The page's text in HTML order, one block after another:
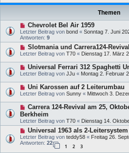
Themen
Chevrolet Bel Air 1959
Letzter Beitrag von bond « Sonntag 7. Juni
Antworten: 9
Slotmania und Carrera124-
Letzter Beitrag von T70 « Dienstag 17. März
Universal Ferrari 312 Spaghetti
Letzter Beitrag von JJu « Montag 2. Februar
Uni Karossen auf 2 Leiterumbau
Letzter Beitrag von Sunny « Mittwoch 3.
Carrera 124-Revival am 25,
Berkheim
Letzter Beitrag von T70 « Dienstag 14.
Universal 1963 als 2-
Letzter Beitrag von teddy58 « Freitag 26.
Antworten: 22
1 2 3